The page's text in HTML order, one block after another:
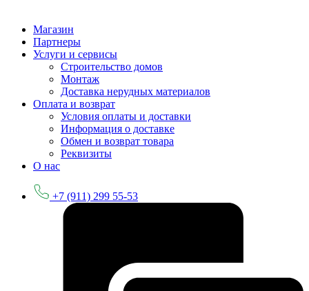
Магазин
Партнеры
Услуги и сервисы
Строительство домов
Монтаж
Доставка нерудных материалов
Оплата и возврат
Условия оплаты и доставки
Информация о доставке
Обмен и возврат товара
Реквизиты
О нас
+7 (911) 299 55-53